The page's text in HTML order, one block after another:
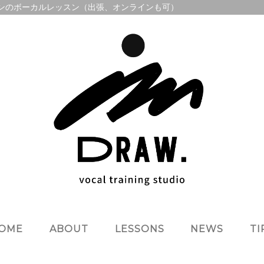
ーカルレッスン（出張、オンラインも可）
ABOUT LESSONS NEWS